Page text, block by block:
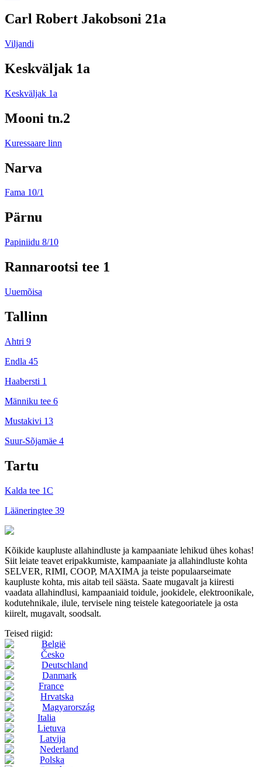
Carl Robert Jakobsoni 21a
Viljandi
Keskväljak 1a
Keskväljak 1a
Mooni tn.2
Kuressaare linn
Narva
Fama 10/1
Pärnu
Papiniidu 8/10
Rannarootsi tee 1
Uuemõisa
Tallinn
Ahtri 9
Endla 45
Haabersti 1
Männiku tee 6
Mustakivi 13
Suur-Sõjamäe 4
Tartu
Kalda tee 1C
Lääneringtee 39
Kõikide kaupluste allahindluste ja kampaaniate lehikud ühes kohas!
Siit leiate teavet eripakkumiste, kampaaniate ja allahindluste kohta
SELVER, RIMI, COOP, MAXIMA ja teiste populaarseimate
kaupluste kohta, mis aitab teil säästa. Saate mugavalt ja kiiresti
vaadata allahindlusi, kampaaniaid toidule, jookidele, elektroonikale,
kodutehnikale, ilule, tervisele ning teistele kategooriatele ja osta
kiirelt, mugavalt, soodsalt.
Teised riigid:
België
Česko
Deutschland
Danmark
France
Hrvatska
Magyarország
Italia
Lietuva
Latvija
Nederland
Polska